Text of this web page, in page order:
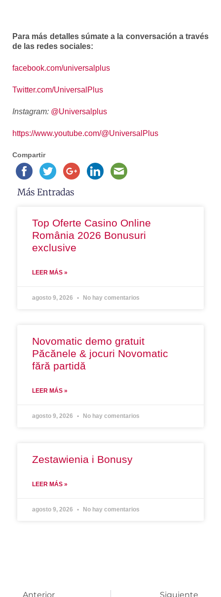
Para más detalles súmate a la conversación a través
de las redes sociales:
facebook.com/universalplus
Twitter.com/UniversalPlus
Instagram: @Universalplus
https://www.youtube.com/@UniversalPlus
Compartir
Más Entradas
Top Oferte Casino Online
România 2026 Bonusuri
exclusive
LEER MÁS »
agosto 9, 2026 No hay comentarios
Novomatic demo gratuit
Păcănele & jocuri Novomatic
fără partidă
LEER MÁS »
agosto 9, 2026 No hay comentarios
Zestawienia i Bonusy
LEER MÁS »
agosto 9, 2026 No hay comentarios
Anterior Siguiente